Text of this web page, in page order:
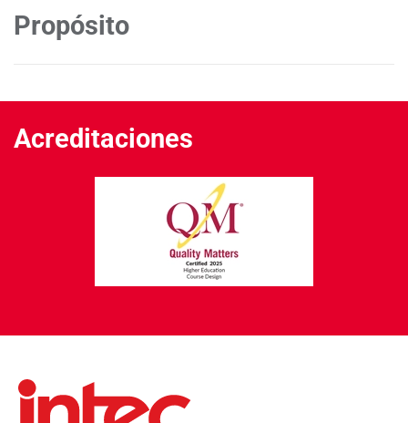
Propósito
Acreditaciones